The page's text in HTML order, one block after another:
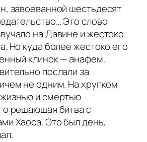
завоеванной шестьдесят
Это слово
на Давине и жестоко
Но куда более жестоко его
клинок — анафем.
послали за
не одним. На хрупком
и смертью
решающая битва с
Хаоса. Это был день,